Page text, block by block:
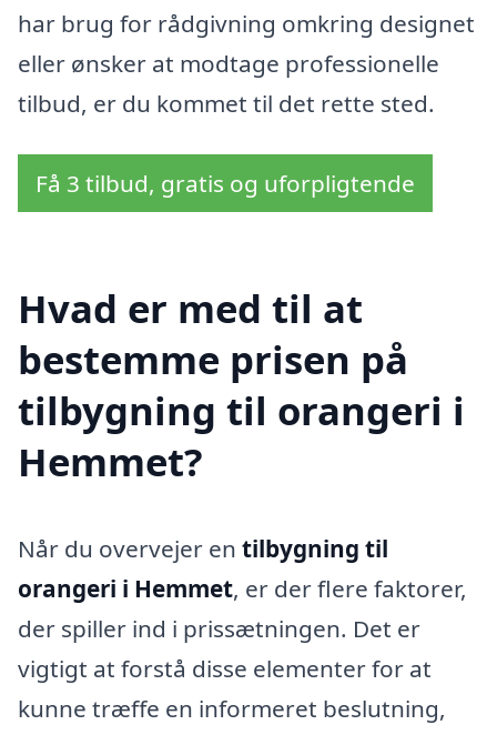
har brug for rådgivning omkring designet
eller ønsker at modtage professionelle
tilbud, er du kommet til det rette sted.
Få 3 tilbud, gratis og uforpligtende
Hvad er med til at
bestemme prisen på
tilbygning til orangeri i
Hemmet?
Når du overvejer en tilbygning til
orangeri i Hemmet, er der flere faktorer,
der spiller ind i prissætningen. Det er
vigtigt at forstå disse elementer for at
kunne træffe en informeret beslutning,